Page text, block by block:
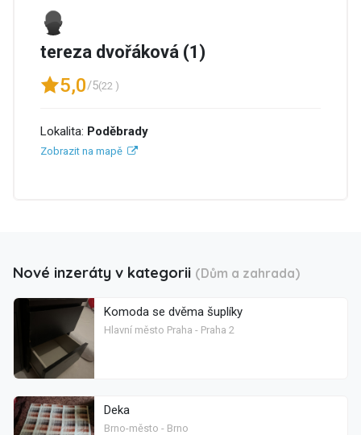
tereza dvořáková (1)
5,0/5(22 )
Lokalita: Poděbrady
Zobrazit na mapě
Nové inzeráty v kategorii (Dům a zahrada)
Komoda se dvěma šuplíky
Hlavní město Praha - Praha 2
Deka
Brno-město - Brno